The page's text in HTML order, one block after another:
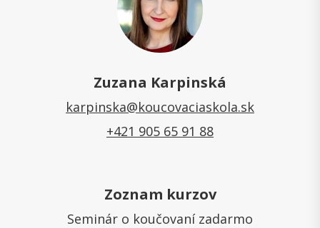
Zuzana Karpinská
karpinska@koucovaciaskola.sk
+421 905 65 91 88
Zoznam kurzov
Seminár o koučovaní zadarmo